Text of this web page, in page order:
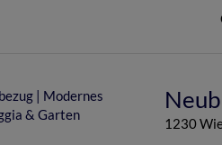
1230